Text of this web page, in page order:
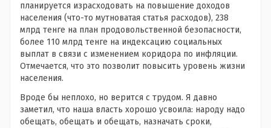
планируется израсходовать на повышение доходов
населения (что-то мутноватая статья расходов), 238
млрд тенге на план продовольственной безопасности,
более 110 млрд тенге на индексацию социальных
выплат в связи с изменением коридора по инфляции.
Отмечается, что это позволит повысить уровень жизни
населения.
Вроде бы неплохо, но верится с трудом. Я давно
заметил, что наша власть хорошо усвоила: народу надо
обещать, обещать и обещать, назначать сроки,